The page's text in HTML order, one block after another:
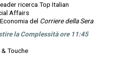
ricerca Top Italian
Affairs
del Corriere della Sera
la Complessità ore 11:45
Touche